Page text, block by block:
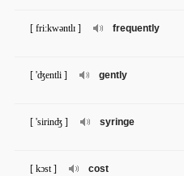
frequently
[ fri:kwəntlɪ ]
gently
[ 'ʤentli ]
syringe
[ 'sirinʤ ]
cost
[ kɔst ]